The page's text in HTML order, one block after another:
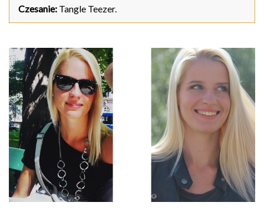
Czesanie: Tangle Teezer.